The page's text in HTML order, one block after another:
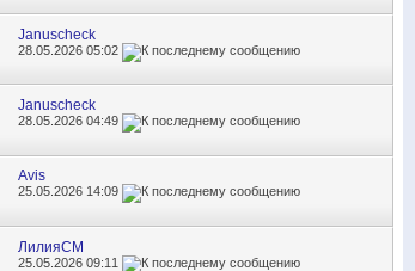
Januscheck
28.05.202605:02
Januscheck
28.05.202604:49
Avis
25.05.202614:09
ЛилияСМ
25.05.202609:11